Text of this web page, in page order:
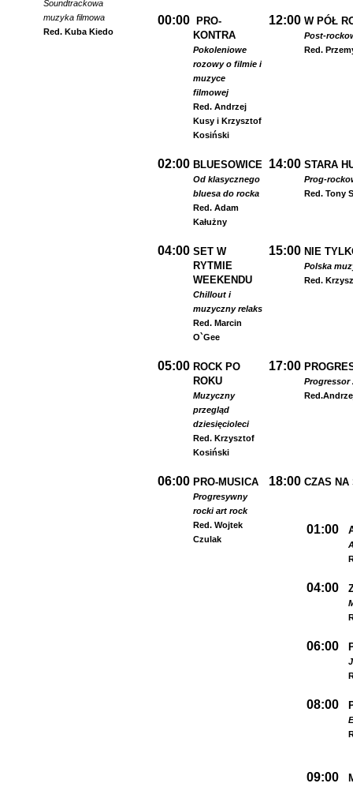
Soundtrackowa
muzyka filmowa
Red. Kuba Kiedo
00:00
PRO-
KONTRA
Pokoleniowe
rozowy o filmie i
muzyce
filmowej
Red. Andrzej
Kusy i Krzysztof
Kosiński
12:00 W PÓŁ
Post-
Red.
02:00 BLUESOWICE
Od klasycznego
bluesa do rocka
Red. Adam
Kałużny
14:00 STARA
Prog-
Red. Tony
04:00 SET W
RYTMIE
WEEKENDU
Chillout i
muzyczny relaks
Red. Marcin
O`Gee
15:00 NIE
Polska
Red.
05:00 ROCK PO
ROKU
Muzyczny
przegląd
dziesięcioleci
Red. Krzysztof
Kosiński
17:00
Progressor
Red.
06:00 PRO-MUSICA
Progresywny
rocki art rock
Red. Wojtek
Czulak
18:00 CZAS NA
01:00
04:00
06:00
08:00
09:00